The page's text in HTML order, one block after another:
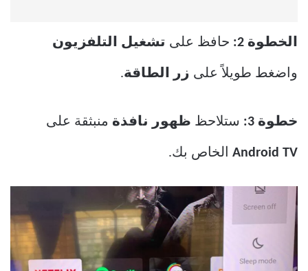
الخطوة 2: حافظ على تشغيل التلفزيون
واضغط طويلاً على زر الطاقة.
خطوة 3: ستلاحظ ظهور نافذة منبثقة على
Android TV الخاص بك.